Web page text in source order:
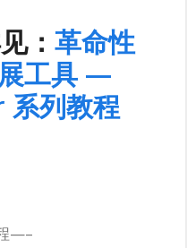
： 革命性
工具 —
列教程
—–